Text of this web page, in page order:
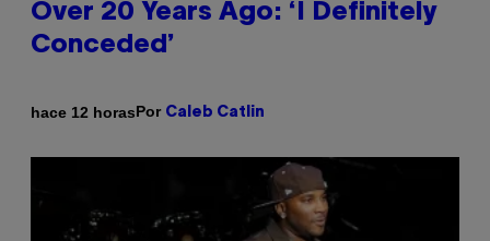
Over 20 Years Ago: ‘I Definitely
Conceded’
hace 12 horasPor Caleb Catlin